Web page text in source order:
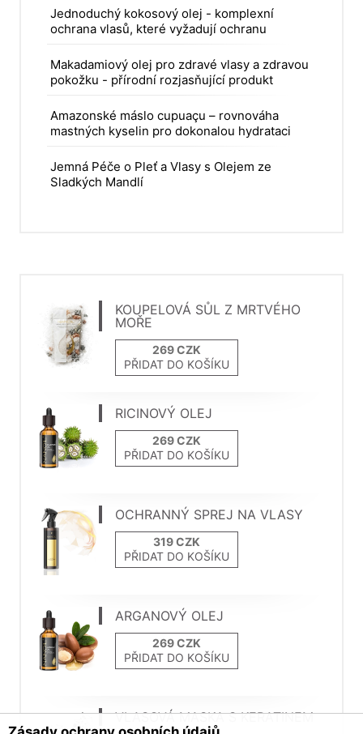
Jednoduchý kokosový olej - komplexní
ochrana vlasů, které vyžadují ochranu
Makadamiový olej pro zdravé vlasy a zdravou
pokožku - přírodní rozjasňující produkt
Amazonské máslo cupuaçu – rovnováha
mastných kyselin pro dokonalou hydrataci
Jemná Péče o Pleť a Vlasy s Olejem ze
Sladkých Mandlí
KOUPELOVÁ SŮL Z MRTVÉHO
MOŘE
PŘIDAT DO KOŠÍKU
RICINOVÝ OLEJ
PŘIDAT DO KOŠÍKU
OCHRANNÝ SPREJ NA VLASY
PŘIDAT DO KOŠÍKU
ARGANOVÝ OLEJ
PŘIDAT DO KOŠÍKU
VLASOVÁ MASKA S KERATINEM